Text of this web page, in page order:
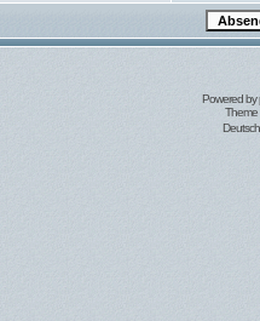
Powered by
Theme